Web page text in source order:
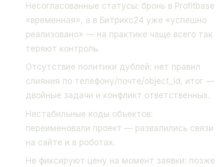
Несогласованные статусы: бронь в Profitbase
«временная», а в Битрикс24 уже «успешно
реализовано» — на практике чаще всего так
теряют контроль.
Отсутствие политики дублей: нет правил
слияния по телефону/почте/object_id, итог —
двойные задачи и конфликт ответственных.
Нестабильные коды объектов:
переименовали проект — развалились связи
на сайте и в роботах.
Не фиксируют цену на момент заявки: позже